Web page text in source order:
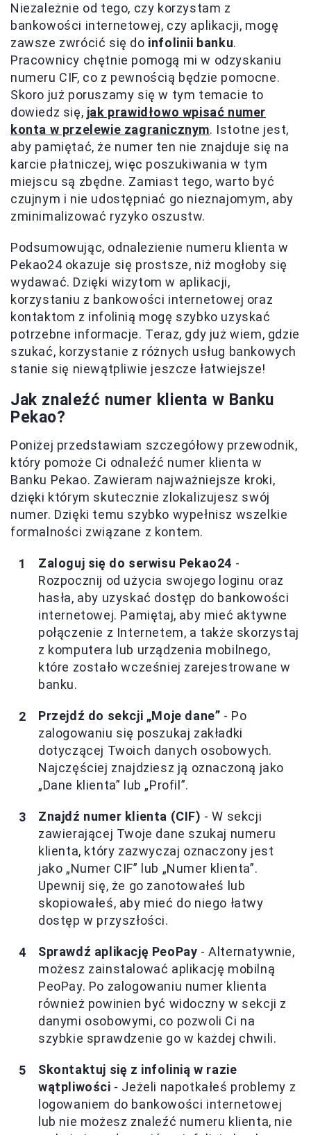
Niezależnie od tego, czy korzystam z
bankowości internetowej, czy aplikacji, mogę
zawsze zwrócić się do infolinii banku.
Pracownicy chętnie pomogą mi w odzyskaniu
numeru CIF, co z pewnością będzie pomocne.
Skoro już poruszamy się w tym temacie to
dowiedz się, jak prawidłowo wpisać numer
konta w przelewie zagranicznym. Istotne jest,
aby pamiętać, że numer ten nie znajduje się na
karcie płatniczej, więc poszukiwania w tym
miejscu są zbędne. Zamiast tego, warto być
czujnym i nie udostępniać go nieznajomym, aby
zminimalizować ryzyko oszustw.
Podsumowując, odnalezienie numeru klienta w
Pekao24 okazuje się prostsze, niż mogłoby się
wydawać. Dzięki wizytom w aplikacji,
korzystaniu z bankowości internetowej oraz
kontaktom z infolinią mogę szybko uzyskać
potrzebne informacje. Teraz, gdy już wiem, gdzie
szukać, korzystanie z różnych usług bankowych
stanie się niewątpliwie jeszcze łatwiejsze!
Jak znaleźć numer klienta w Banku
Pekao?
Poniżej przedstawiam szczegółowy przewodnik,
który pomoże Ci odnaleźć numer klienta w
Banku Pekao. Zawieram najważniejsze kroki,
dzięki którym skutecznie zlokalizujesz swój
numer. Dzięki temu szybko wypełnisz wszelkie
formalności związane z kontem.
Zaloguj się do serwisu Pekao24 -
Rozpocznij od użycia swojego loginu oraz
hasła, aby uzyskać dostęp do bankowości
internetowej. Pamiętaj, aby mieć aktywne
połączenie z Internetem, a także skorzystaj
z komputera lub urządzenia mobilnego,
które zostało wcześniej zarejestrowane w
banku.
Przejdź do sekcji „Moje dane” - Po
zalogowaniu się poszukaj zakładki
dotyczącej Twoich danych osobowych.
Najczęściej znajdziesz ją oznaczoną jako
„Dane klienta” lub „Profil”.
Znajdź numer klienta (CIF) - W sekcji
zawierającej Twoje dane szukaj numeru
klienta, który zazwyczaj oznaczony jest
jako „Numer CIF” lub „Numer klienta”.
Upewnij się, że go zanotowałeś lub
skopiowałeś, aby mieć do niego łatwy
dostęp w przyszłości.
Sprawdź aplikację PeoPay - Alternatywnie,
możesz zainstalować aplikację mobilną
PeoPay. Po zalogowaniu numer klienta
również powinien być widoczny w sekcji z
danymi osobowymi, co pozwoli Ci na
szybkie sprawdzenie go w każdej chwili.
Skontaktuj się z infolinią w razie
wątpliwości - Jeżeli napotkałeś problemy z
logowaniem do bankowości internetowej
lub nie możesz znaleźć numeru klienta, nie